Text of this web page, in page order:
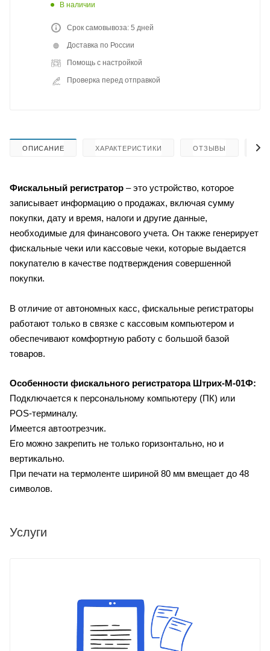
В наличии
Срок самовывоза: 5 дней
Доставка по России
Помощь с настройкой
Проверка перед отправкой
ОПИСАНИЕ ХАРАКТЕРИСТИКИ ОТЗЫВЫ
Фискальный регистратор – это устройство, которое
записывает информацию о продажах, включая сумму
покупки, дату и время, налоги и другие данные,
необходимые для финансового учета. Он также генерирует
фискальные чеки или кассовые чеки, которые выдается
покупателю в качестве подтверждения совершенной
покупки.
В отличие от автономных касс, фискальные регистраторы
работают только в связке с кассовым компьютером и
обеспечивают комфортную работу с большой базой
товаров.
Особенности фискального регистратора Штрих-М-01Ф:
Подключается к персональному компьютеру (ПК) или
POS-терминалу.
Имеется автоотрезчик.
Его можно закрепить не только горизонтально, но и
вертикально.
При печати на термоленте шириной 80 мм вмещает до 48
символов.
Услуги